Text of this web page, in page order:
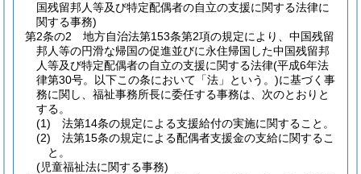
国残留邦人等及び特定配偶者の自立の支援に関する法律に
関する事務)
第2条の2
地方自治法第153条第2項の規定により、中国残留
邦人等の円滑な帰国の促進並びに永住帰国した中国残留邦
人等及び特定配偶者の自立の支援に関する法律(平成6年法
律第30号。以下この条において「法」という。)に基づく事
務に関し、福祉事務所長に委任する事務は、次のとおりと
する。
(1)
法第14条の規定による支援給付の実施に関すること。
(2)
法第15条の規定による配偶者支援金の支給に関するこ
と。
(児童福祉法に関する事務)